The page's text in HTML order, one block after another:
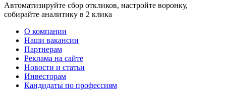
Автоматизируйте сбор откликов, настройте воронку,
собирайте аналитику в 2 клика
О компании
Наши вакансии
Партнерам
Реклама на сайте
Новости и статьи
Инвесторам
Кандидаты по профессиям